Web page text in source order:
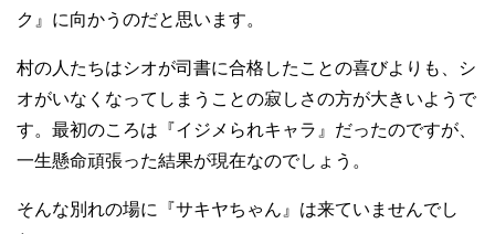
ク』に向かうのだと思います。
村の人たちはシオが司書に合格したことの喜びよりも、シ
オがいなくなってしまうことの寂しさの方が大きいようで
す。最初のころは『イジメられキャラ』だったのですが、
一生懸命頑張った結果が現在なのでしょう。
そんな別れの場に『サキヤちゃん』は来ていませんでし